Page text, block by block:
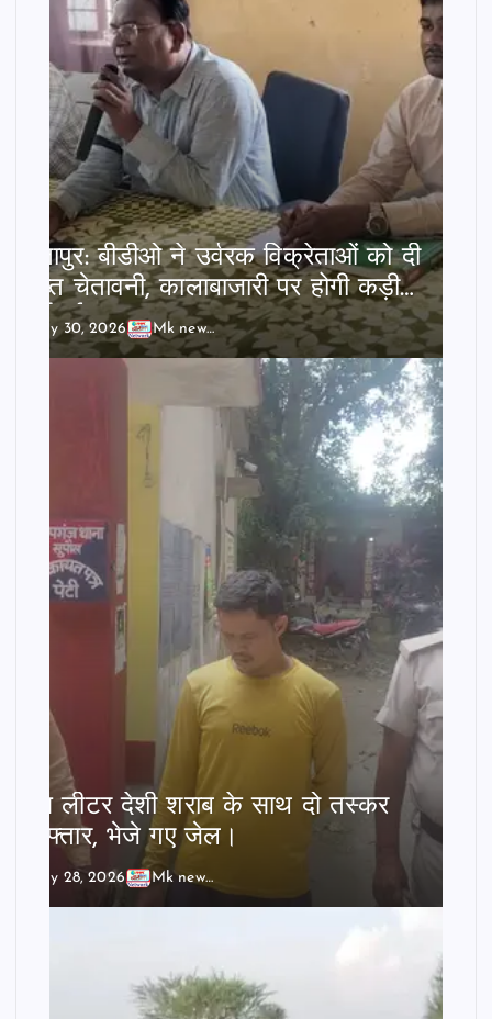
छातापुर: बीडीओ ने उर्वरक विक्रेताओं को दी
सख्त चेतावनी, कालाबाजारी पर होगी कड़ी
कार्रवाई।
July 30, 2026 Mk news India
बीस लीटर देशी शराब के साथ दो तस्कर
गिरफ्तार, भेजे गए जेल।
July 28, 2026 Mk news India